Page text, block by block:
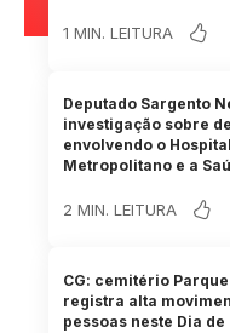
1 MIN. LEITURA
Deputado Sargento
investigação sobre
envolvendo o Hospital
Metropolitano e a
2 MIN. LEITURA
CG: cemitério Parque
registra alta
pessoas neste Dia de